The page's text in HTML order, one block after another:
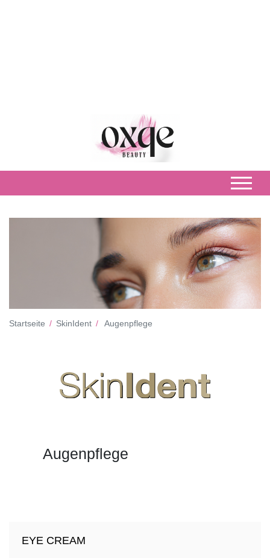
Startseite SkinIdent Augenpflege
Augenpflege
EYE CREAM